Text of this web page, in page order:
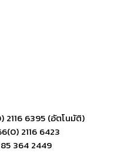
2116 6395 (อัตโนมัติ)
2116 6423
364 2449